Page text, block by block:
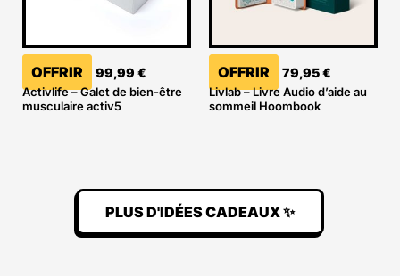
OFFRIR 99,99 €
Activlife – Galet de bien-être
musculaire activ5
OFFRIR 79,95€
Livlab – Livre Audio d’aide au
sommeil Hoombook
PLUS D'IDÉES CADEAUX ✨